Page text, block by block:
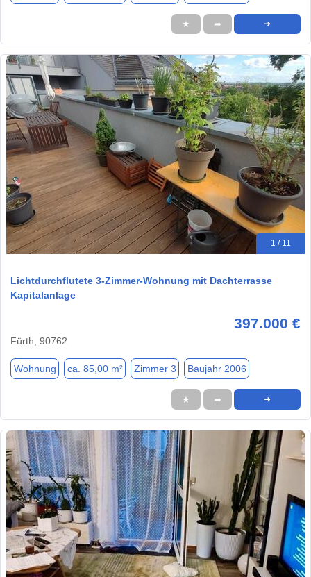
★ ➦ ➜
1 / 11
Lichtdurchflutete 3-Zimmer-Wohnung mit Dachterrasse
Kapitalanlage
397.000 €
Fürth, 90762
Wohnung ca. 85,00 m² Zimmer 3 Baujahr 2006
★ ➦ ➜